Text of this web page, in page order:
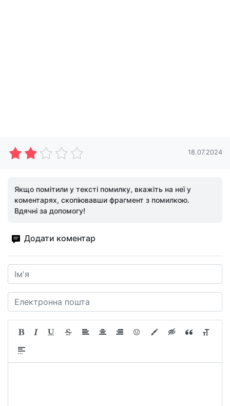
18.07.2024
Якщо помітили у тексті помилку, вкажіть на неї у
коментарях, скопіювавши фрагмент з помилкою.
Вдячні за допомогу!
Додати коментар